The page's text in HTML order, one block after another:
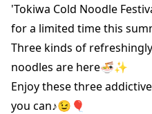
'Tokiwa Cold Noodle
for a limited time this
Three kinds of
noodles are here🍜✨
Enjoy these three
you can♪😉🎈